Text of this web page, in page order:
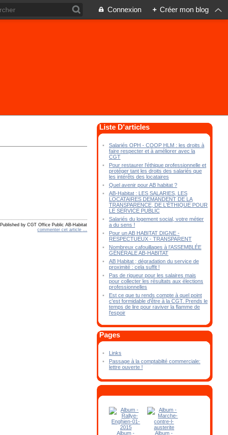
Connexion + Créer mon blog
Published by CGT Office Public AB-Habitat
commenter cet article …
Liste D'articles
Salariés OPH - COOP HLM : les droits à
faire respecter et à améliorer avec la
CGT
Pour restaurer l'éthique professionnelle et
protéger tant les droits des salariés que
les intérêts des locataires
Quel avenir pour AB habitat ?
AB-Habitat : LES SALARIES, LES
LOCATAIRES DEMANDENT DE LA
TRANSPARENCE, DE L'ÉTHIQUE POUR
LE SERVICE PUBLIC
Salariés du logement social, votre métier
a du sens !
Pour un AB HABITAT DIGNE -
RESPECTUEUX - TRANSPARENT
Nombreux cafouillages à l’ASSEMBLÉE
GÉNÉRALE AB-HABITAT
AB Habitat ; dégradation du service de
proximité : cela suffit !
Pas de rigueur pour les salaires mais
pour collecter les résultats aux élections
professionnelles
Est ce que tu rends compte à quel point
c'est formidable d'être à la CGT. Prends le
temps de lire pour raviver la flamme de
l'espoir
Pages
Links
Passage à la comptabilté commerciale:
lettre ouverte !
Album -
Album -